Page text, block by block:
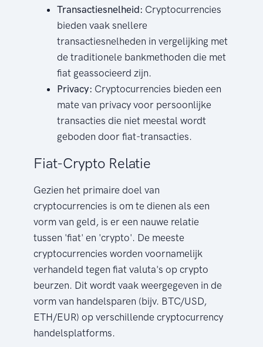
Transactiesnelheid: Cryptocurrencies
bieden vaak snellere
transactiesnelheden in vergelijking met
de traditionele bankmethoden die met
fiat geassocieerd zijn.
Privacy: Cryptocurrencies bieden een
mate van privacy voor persoonlijke
transacties die niet meestal wordt
geboden door fiat-transacties.
Fiat-Crypto Relatie
Gezien het primaire doel van
cryptocurrencies is om te dienen als een
vorm van geld, is er een nauwe relatie
tussen 'fiat' en 'crypto'. De meeste
cryptocurrencies worden voornamelijk
verhandeld tegen fiat valuta's op crypto
beurzen. Dit wordt vaak weergegeven in de
vorm van handelsparen (bijv. BTC/USD,
ETH/EUR) op verschillende cryptocurrency
handelsplatforms.